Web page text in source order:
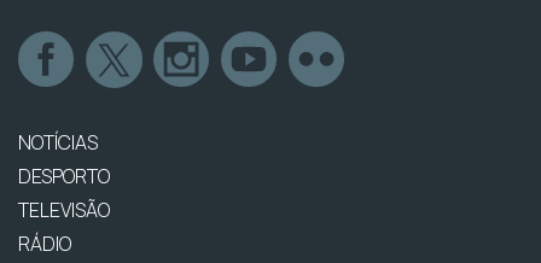
NOTÍCIAS
DESPORTO
TELEVISÃO
RÁDIO